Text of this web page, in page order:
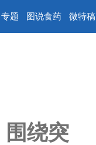
专题 图说食药 微特稿
绕突